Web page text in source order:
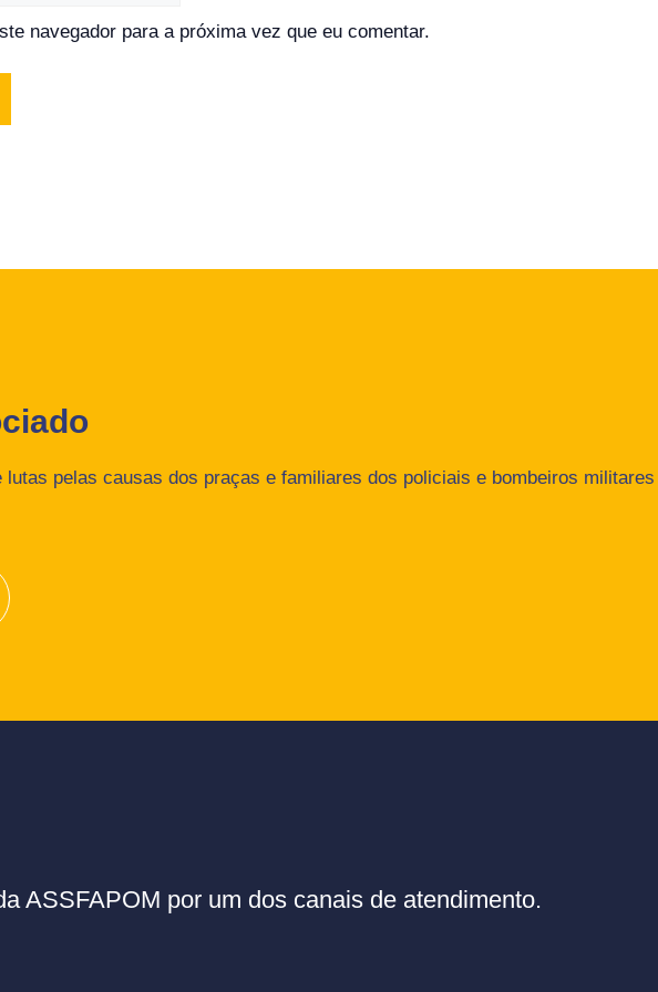
navegador para a próxima vez que eu comentar.
pelas causas dos praças e familiares dos policiais e bombeiros militares
ASSFAPOM por um dos canais de atendimento.